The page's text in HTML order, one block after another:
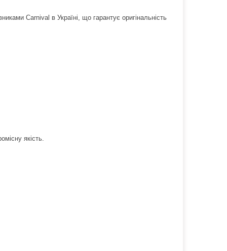
Carnival в Україні, що гарантує оригінальність
якість.